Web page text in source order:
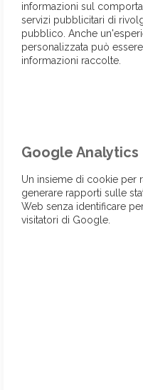
Vai
alla
fine
della
informazioni sul
servizi pubblicitari di
pubblico. Anche
personalizzata può
informazioni raccolte.
Google Analytics
Un insieme di cookie per
generare rapporti sulle
Web senza identificare
visitatori di Google.